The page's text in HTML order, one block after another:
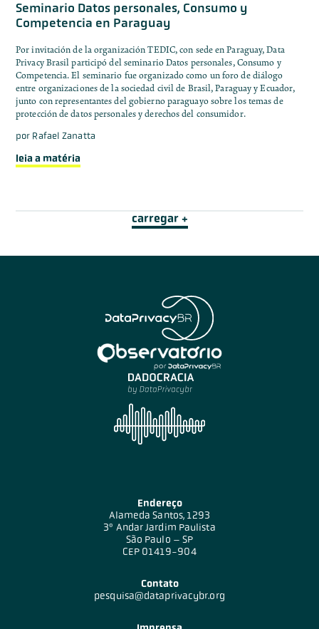
Seminario Datos personales, Consumo y
Competencia en Paraguay
Por invitación de la organización TEDIC, con sede en Paraguay, Data
Privacy Brasil participó del seminario Datos personales, Consumo y
Competencia. El seminario fue organizado como un foro de diálogo
entre organizaciones de la sociedad civil de Brasil, Paraguay y Ecuador,
junto con representantes del gobierno paraguayo sobre los temas de
protección de datos personales y derechos del consumidor.
por Rafael Zanatta
leia a matéria
carregar +
Endereço
Alameda Santos, 1293
3º Andar Jardim Paulista
São Paulo – SP
CEP 01419-904
Contato
pesquisa@dataprivacybr.org